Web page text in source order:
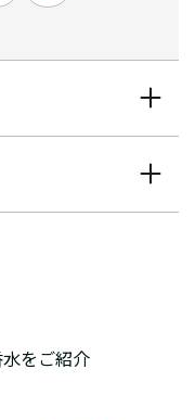
をご紹介